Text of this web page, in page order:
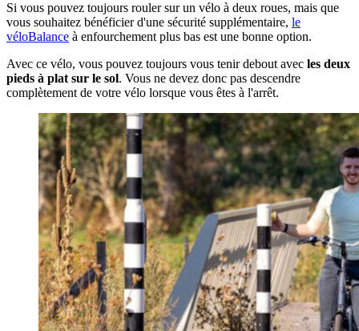
Si vous pouvez toujours rouler sur un vélo à deux roues, mais que
vous souhaitez bénéficier d'une sécurité supplémentaire, le
véloBalance à enfourchement plus bas est une bonne option.
Avec ce vélo, vous pouvez toujours vous tenir debout avec les deux
pieds à plat sur le sol. Vous ne devez donc pas descendre
complètement de votre vélo lorsque vous êtes à l'arrêt.